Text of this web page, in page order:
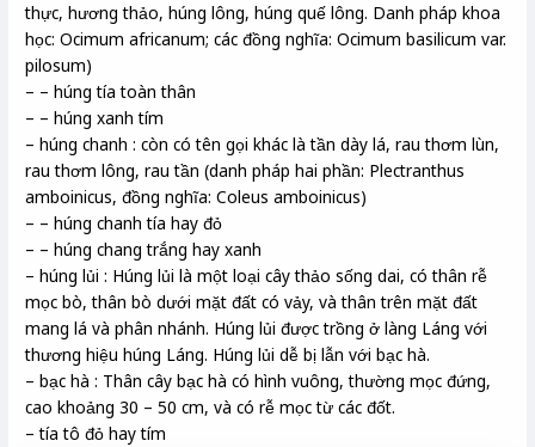
thực, hương thảo, húng lông, húng quế lông. Danh pháp khoa
học: Ocimum africanum; các đồng nghĩa: Ocimum basilicum var.
pilosum)
– – húng tía toàn thân
– – húng xanh tím
– húng chanh : còn có tên gọi khác là tần dày lá, rau thơm lùn,
rau thơm lông, rau tần (danh pháp hai phần: Plectranthus
amboinicus, đồng nghĩa: Coleus amboinicus)
– – húng chanh tía hay đỏ
– – húng chang trắng hay xanh
– húng lủi : Húng lủi là một loại cây thảo sống dai, có thân rễ
mọc bò, thân bò dưới mặt đất có vảy, và thân trên mặt đất
mang lá và phân nhánh. Húng lủi được trồng ở làng Láng với
thương hiệu húng Láng. Húng lủi dễ bị lẫn với bạc hà.
– bạc hà : Thân cây bạc hà có hình vuông, thường mọc đứng,
cao khoảng 30 – 50 cm, và có rễ mọc từ các đốt.
– tía tô đỏ hay tím